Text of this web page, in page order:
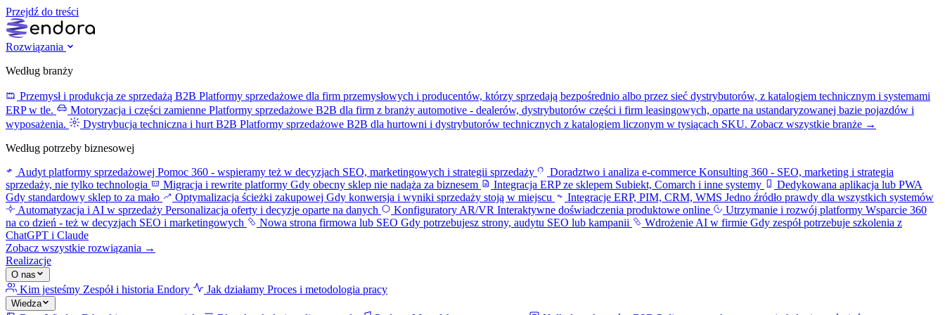
Przejdź do treści
Rozwiązania
Według branży
Przemysł i produkcja ze sprzedażą B2B Platformy sprzedażowe dla firm przemysłowych i producentów, którzy sprzedają bezpośrednio albo przez sieć dystrybutorów, z katalogiem technicznym i systemami
ERP w tle.
Motoryzacja i części zamienne Platformy sprzedażowe B2B dla firm z branży automotive - dealerów, dystrybutorów części i firm leasingowych, oparte na ustandaryzowanej bazie pojazdów i
wyposażenia.
Dystrybucja techniczna i hurt B2B Platformy sprzedażowe B2B dla hurtowni i dystrybutorów technicznych z katalogiem liczonym w tysiącach SKU. Zobacz wszystkie branże →
Według potrzeby biznesowej
Audyt platformy sprzedażowej Pomoc 360 - wspieramy też w decyzjach SEO, marketingowych i strategii sprzedaży Doradztwo i analiza e-commerce Konsulting 360 - SEO, marketing i strategia
sprzedaży, nie tylko technologia
Migracja i rewrite platformy Gdy obecny sklep nie nadąża za biznesem Integracja ERP ze sklepem Subiekt, Comarch i inne systemy
Dedykowana aplikacja lub PWA
Gdy standardowy sklep to za mało
Optymalizacja ścieżki zakupowej Gdy konwersja i wyniki sprzedaży stoją w miejscu Integracje ERP, PIM, CRM, WMS Jedno źródło prawdy dla wszystkich systemów
Automatyzacja i AI w sprzedaży Personalizacja oferty i decyzje oparte na danych Konfiguratory AR/VR Interaktywne doświadczenia produktowe online Utrzymanie i rozwój platformy Wsparcie 360
na co dzień - też w decyzjach SEO i marketingowych
Nowa strona firmowa lub SEO Gdy potrzebujesz strony, audytu SEO lub kampanii Wdrożenie AI w firmie Gdy zespół potrzebuje szkolenia z
ChatGPT i Claude
Zobacz wszystkie rozwiązania →
Realizacje
O nas
Kim jesteśmy Zespół i historia Endory Jak działamy Proces i metodologia pracy
Wiedza